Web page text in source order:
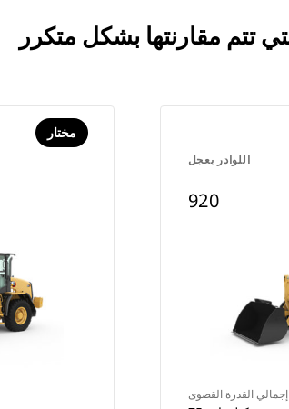
مختار
اللوادر بعجل
920
إجمالي القدرة القصوى